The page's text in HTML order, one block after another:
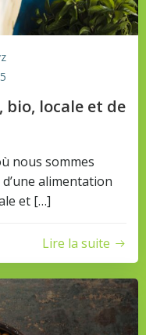
locale et de
nous sommes
alimentation
et […]
Lire la suite